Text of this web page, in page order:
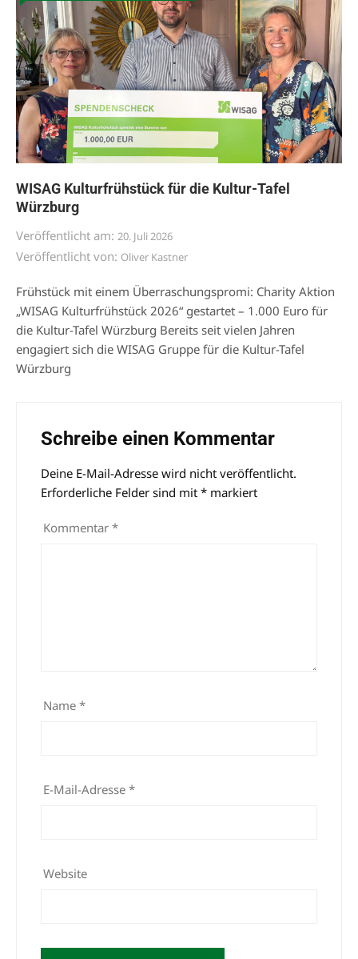
WISAG Kulturfrühstück für die Kultur-Tafel
Würzburg
Veröffentlicht am: 20. Juli 2026
Veröffentlicht von: Oliver Kastner
Frühstück mit einem Überraschungspromi: Charity Aktion
„WISAG Kulturfrühstück 2026“ gestartet – 1.000 Euro für
die Kultur-Tafel Würzburg Bereits seit vielen Jahren
engagiert sich die WISAG Gruppe für die Kultur-Tafel
Würzburg
Schreibe einen Kommentar
Deine E-Mail-Adresse wird nicht veröffentlicht.
Erforderliche Felder sind mit * markiert
Kommentar *
Name *
E-Mail-Adresse *
Website
Alternative: